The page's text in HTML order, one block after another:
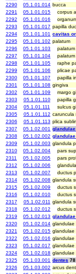
2290
05.1.01.014 bucca
2291
05.1.01.015
corpus
2292
05.1.01.016
2293
05.1.01.017 papilla
2294
05.1.01.101 cavitas
2295
05.1.01.102 palatum
2296
05.1.01.103
palatum
2297
05.1.01.104
palatum
2298
05.1.01.105
raphe
2299
05.1.01.106
plicae
2300
05.1.01.107
papilla
2301
05.1.01.108 gingiva
2302
05.1.01.109
margo
2303
05.1.01.110
papilla
2304
05.1.01.111
sulcus
2305
05.1.01.112 caruncula
2306
05.1.01.113 plica
2307
05.1.02.001
2308
05.1.02.002
2309
05.1.02.003 glandula
2310
05.1.02.004
pars
2311
05.1.02.005
pars
2312
05.1.02.006
2313
05.1.02.007
ductus
2314
05.1.02.008 glandula
2315
05.1.02.009
ductus
2316
05.1.02.010
ductus
2317
05.1.02.011 glandula
2318
05.1.02.012
ductus
2319
05.1.02.013
2320
05.1.02.014 glandulae
2321
05.1.02.015 glandulae
2322
05.1.02.016 glandulae
2323
05.1.02.017 glandulae
2324
05.1.02.018 glandulae
2325
05.1.03.001 dentes
2326
05.1.03.002 arcus